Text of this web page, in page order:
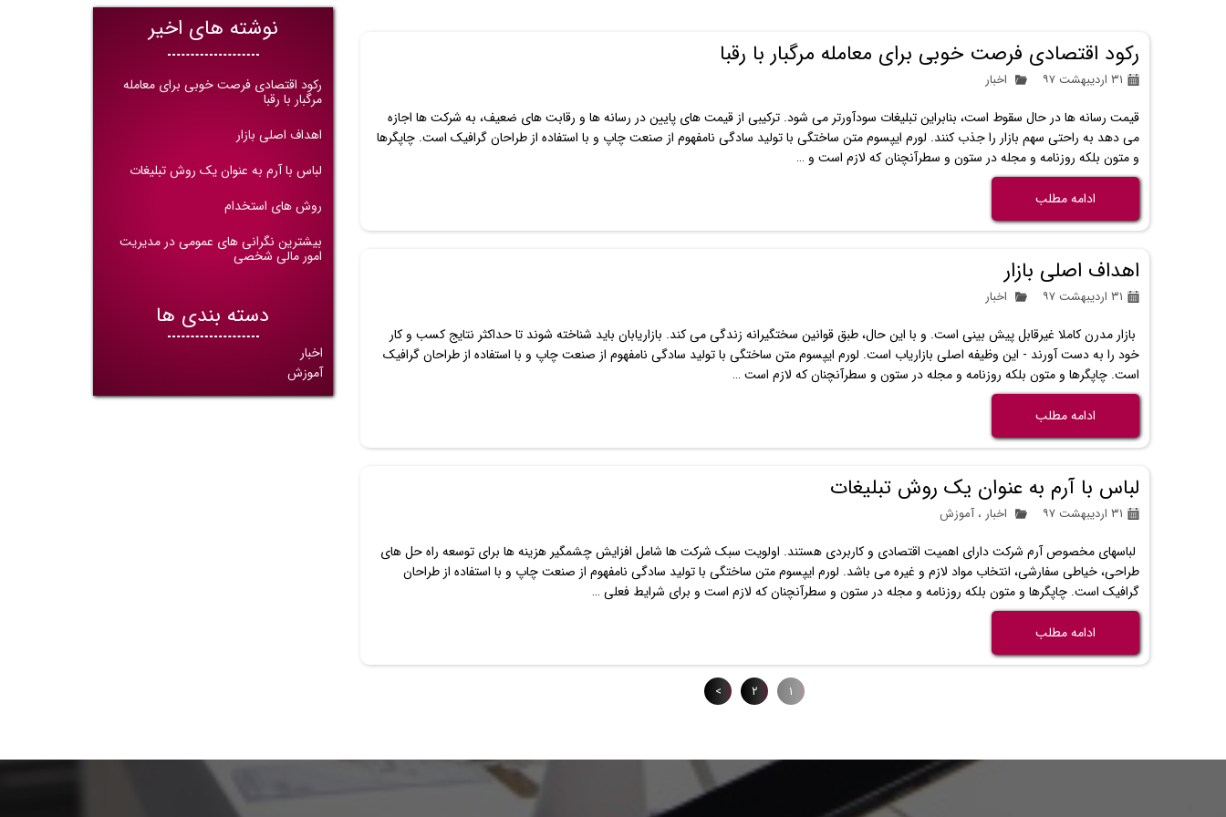
رکود اقتصادی فرصت خوبی برای معامله مرگبار با رقبا
۳۱ اردیبهشت ۹۷ اخبار
قیمت رسانه ها در حال سقوط است، بنابراین تبلیغات سودآورتر می شود. ترکیبی از قیمت های پایین در رسانه ها و رقابت های ضعیف، به شرکت ها اجازه
می دهد به راحتی سهم بازار را جذب کنند. لورم ایپسوم متن ساختگی با تولید سادگی نامفهوم از صنعت چاپ و با استفاده از طراحان گرافیک است. چاپگرها
و متون بلکه روزنامه و مجله در ستون و سطرآنچنان که لازم است و …
ادامه مطلب
اهداف اصلی بازار
۳۱ اردیبهشت ۹۷ اخبار
بازار مدرن کاملا غیرقابل پیش بینی است. و با این حال، طبق قوانین سختگیرانه زندگی می کند. بازاریابان باید شناخته شوند تا حداکثر نتایج کسب و کار
خود را به دست آورند - این وظیفه اصلی بازاریاب است. لورم ایپسوم متن ساختگی با تولید سادگی نامفهوم از صنعت چاپ و با استفاده از طراحان گرافیک
است. چاپگرها و متون بلکه روزنامه و مجله در ستون و سطرآنچنان که لازم است …
ادامه مطلب
لباس با آرم به عنوان یک روش تبلیغات
۳۱ اردیبهشت ۹۷ اخبار ،آموزش
لباسهای مخصوص آرم شرکت دارای اهمیت اقتصادی و کاربردی هستند. اولویت سبک شرکت ها شامل افزایش چشمگیر هزینه ها برای توسعه راه حل های
طراحی، خیاطی سفارشی، انتخاب مواد لازم و غیره می باشد. لورم ایپسوم متن ساختگی با تولید سادگی نامفهوم از صنعت چاپ و با استفاده از طراحان
گرافیک است. چاپگرها و متون بلکه روزنامه و مجله در ستون و سطرآنچنان که لازم است و برای شرایط فعلی …
ادامه مطلب
۱ ۲ >
نوشته های اخیر
رکود اقتصادی فرصت خوبی برای معامله
مرگبار با رقبا
اهداف اصلی بازار
لباس با آرم به عنوان یک روش تبلیغات
روش های استخدام
بیشترین نگرانی های عمومی در مدیریت
امور مالی شخصی
دسته بندی ها
اخبار
آموزش